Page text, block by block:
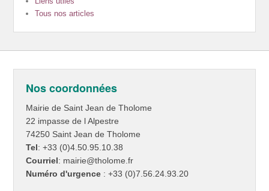
Tous nos articles
Nos coordonnées
Mairie de Saint Jean de Tholome
22 impasse de l Alpestre
74250 Saint Jean de Tholome
Tel: +33 (0)4.50.95.10.38
Courriel: mairie@tholome.fr
Numéro d'urgence : +33 (0)7.56.24.93.20